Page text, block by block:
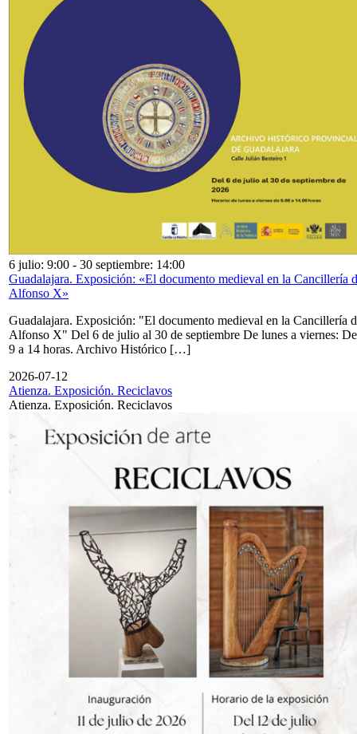
6 julio: 9:00 - 30 septiembre: 14:00
Guadalajara. Exposición: «El documento medieval en la Cancillería
Alfonso X»
Guadalajara. Exposición: "El documento medieval en la Cancillería
Alfonso X" Del 6 de julio al 30 de septiembre De lunes a viernes: De
9 a 14 horas. Archivo Histórico […]
2026-07-12
Atienza. Exposición. Reciclavos
Atienza. Exposición. Reciclavos